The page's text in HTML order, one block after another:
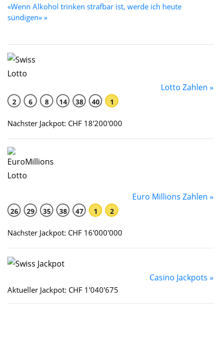
«Wenn Alkohol trinken strafbar ist, werde ich heute
sündigen» »
Lotto Zahlen »
2 6 8 14 38 40 1
Nächster Jackpot: CHF 18'200'000
Euro Millions Zahlen »
26 29 35 38 47 1 2
Nächster Jackpot: CHF 16'000'000
Casino Jackpots »
Aktueller Jackpot: CHF 1'040'675